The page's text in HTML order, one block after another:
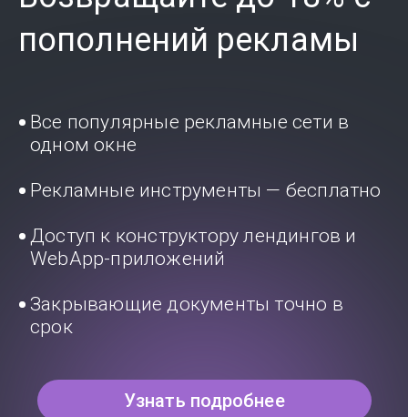
пополнений рекламы
Все популярные рекламные сети в
одном окне
Рекламные инструменты — бесплатно
Доступ к конструктору лендингов и
WebApp-приложений
Закрывающие документы точно в
срок
Узнать подробнее